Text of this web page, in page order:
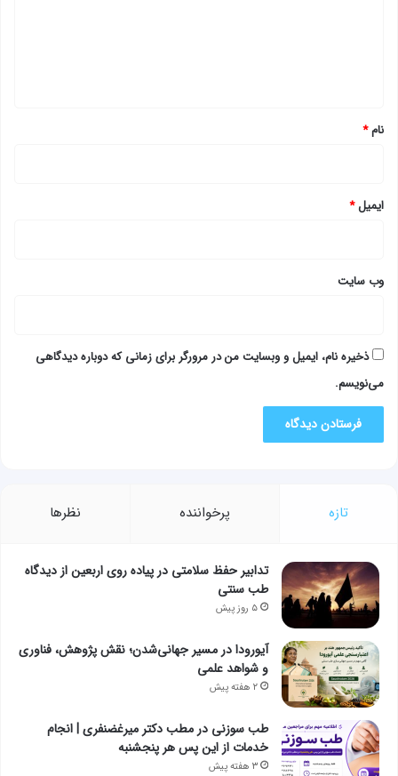
نام*
ایمیل*
وب‌ سایت
ذخیره نام، ایمیل و وبسایت من در مرورگر برای زمانی که دوباره دیدگاهی
می‌نویسم.
تازه پرخواننده نظرها
تدابیر حفظ سلامتی در پیاده روی اربعین از دیدگاه
طب سنتی
۵ روز پیش
آیورودا در مسیر جهانی‌شدن؛ نقش پژوهش، فناوری
و شواهد علمی
۲ هفته پیش
طب سوزنی در مطب دکتر میرغضنفری | انجام
خدمات از این پس هر پنجشنبه
۳ هفته پیش